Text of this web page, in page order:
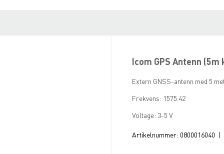
Icom GPS Antenn
Extern GNSS-antenn med 5
Frekvens: 1575.42
Voltage: 3-5 V
Artikelnummer: 0800016040 |